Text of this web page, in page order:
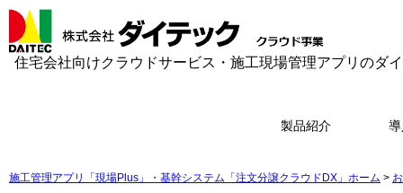
住宅会社向けクラウドサービス・施工現場管理アプリのダ
製品紹介
施工管理アプリ「現場Plus」・基幹システム「注文分譲クラウドDX」ホーム >